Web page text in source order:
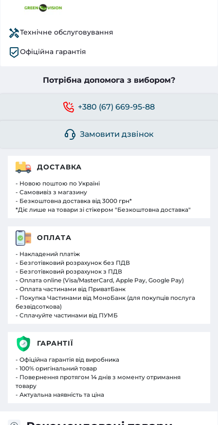
Технічне обслуговування
Офіційна гарантія
Потрібна допомога з вибором?
+380 (67) 669-95-88
Замовити дзвінок
ДОСТАВКА
- Новою поштою по Україні
- Самовивіз з магазину
- Безкоштовна доставка від 3000 грн*
*Діє лише на товари зі стікером "Безкоштовна доставка"
ОПЛАТА
- Накладений платіж
- Безготівковий розрахунок без ПДВ
- Безготівковий розрахунок з ПДВ
- Оплата online (Visa/MasterCard, Apple Pay, Google Pay)
- Оплата частинами від ПриватБанк
- Покупка Частинами від МоноБанк (для покупців послуга
безвідсоткова)
- Сплачуйте частинами від ПУМБ
ГАРАНТІЇ
- Офіційна гарантія від виробника
- 100% оригінальний товар
- Повернення протягом 14 днів з моменту отримання
товару
- Актуальна наявність та ціна